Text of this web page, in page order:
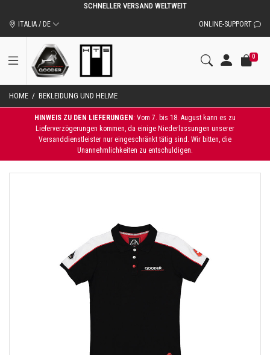
SCHNELLER VERSAND WELTWEIT
ITALIA / DE ONLINE-SUPPORT
0
HOME / BEKLEIDUNG UND HELME
HINWEIS ZU DEN LIEFERUNGEN : Vom 7. bis 18. August kann es zu
Lieferverzögerungen kommen, da einige Niederlassungen unserer
Versanddienstleister nur eingeschränkt tätig sind. Wir bitten, die
Unannehmlichkeiten zu entschuldigen.